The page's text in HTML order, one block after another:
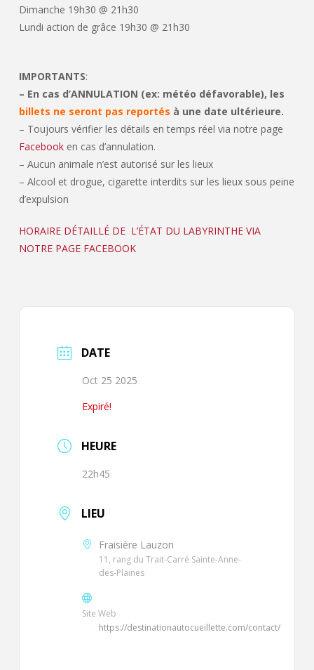
Dimanche 19h30 @ 21h30
Lundi action de grâce 19h30 @ 21h30
IMPORTANTS:
– En cas d’ANNULATION (ex: météo défavorable), les
billets ne seront pas reportés à une date ultérieure.
– Toujours vérifier les détails en temps réel via notre page
Facebooken cas d’annulation.
– Aucun animale n’est autorisé sur les lieux
– Alcool et drogue, cigarette interdits sur les lieux sous peine
d’expulsion
HORAIRE DÉTAILLÉ DE L’ÉTAT DU LABYRINTHE VIA
NOTRE PAGE FACEBOOK
DATE
Oct 25 2025
Expiré!
HEURE
22h45
LIEU
Fraisière Lauzon
11, rang du Trait-Carré Sainte-Anne-
des-Plaines
Site Web
https://destinationautocueillette.com/contact/